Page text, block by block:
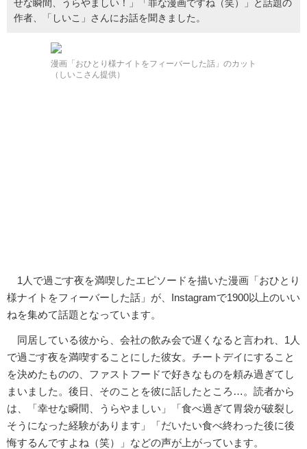
せな瞬間、うらやましい！」「罪な漫画ですね（笑）」と話題の
作者、「しいこ」さんにお話を聞きました。
漫画「おひとり様ナイトをフィーバーした話」のカット
（しいこさん提供）
1人で過ごす夜を満喫したエピソードを描いた漫画「おひとり
様ナイトをフィーバーした話」が、Instagramで1900以上のいい
ねを集めて話題となっています。
同居している彼から、会社の飲み会で遅くなると言われ、1人
で過ごす夜を満喫することにした彼女。チートデイにすること
を決めたものの、ファストフードで好きなものを頼み過ぎてし
まいました。後日、そのことを彼に話したところ…。読者から
は、「幸せな瞬間、うらやましい」「食べ過ぎて胃袋が破裂し
そうになった経験があります」「だいたい食べ終わった後に後
悔するんですよね（笑）」などの声が上がっています。